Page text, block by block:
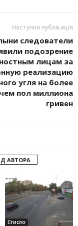
Наступна публікація
следователи
подозрение
лицам за
реализацию
угля на более
чем пол миллиона
гривен
АВТОРА
Стисло